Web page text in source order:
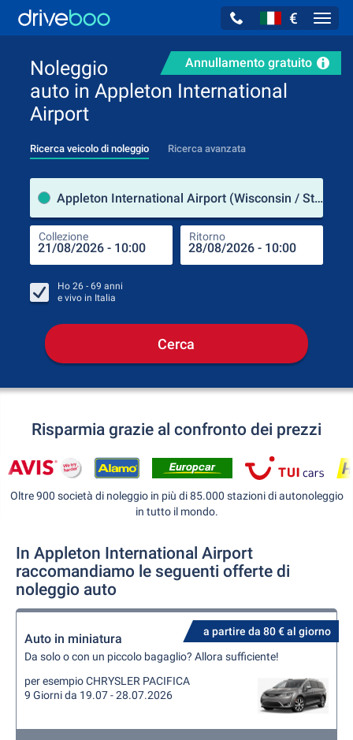
€
Annullamento gratuito
Noleggio
auto in Appleton International
Airport
Ricerca veicolo di noleggio Ricerca avanzata
Appleton International Airport (Wisconsin / Stati Uniti d'America)
Collezione Ritorno
Ho 26 - 69 anni
e vivo in Italia
Cerca
Risparmia grazie al confronto dei prezzi
Oltre 900 società di noleggio in più di 85.000 stazioni di autonoleggio
in tutto il mondo.
In Appleton International Airport
raccomandiamo le seguenti offerte di
noleggio auto
a partire da 80 € al giorno
Auto in miniatura
Da solo o con un piccolo bagaglio? Allora sufficiente!
per esempio CHRYSLER PACIFICA
9 Giorni da 19.07 - 28.07.2026